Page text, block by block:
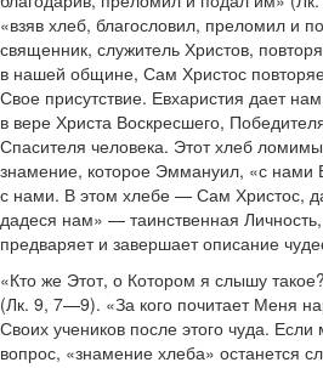
«взяв хлеб, благословил, преломил и
священник, служитель Христов,
в нашей общине, Сам Христос
Свое присутствие. Евхаристия дает
в вере Христа Воскресшего,
Спасителя человека. Этот хлеб
знамение, которое Эммануил, «с нами
с нами. В этом хлебе — Сам Христос,
дадеся нам» — таинственная
предваряет и завершает описание
«Кто же Этот, о Котором я слышу
(Лк. 9, 7—9). «За кого почитает Меня
Своих учеников после этого чуда.
вопрос, «знамение хлеба» останется